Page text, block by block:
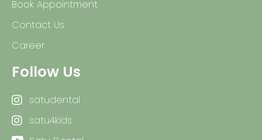
Book Appointment
Contact Us
Career
Follow Us
satudental
satu4kids